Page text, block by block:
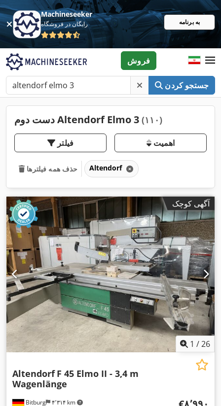
Machineseeker
رایگان در فروشگاه به برنامه
جستجو کردن
فروش
دست دوم Altendorf Elmo 3 (۱۱۰)
فیلتر اهمیت
حذف همه فیلترها Altendorf
آگهی کوچک
1 /26
Bitburg ۴٬۳۱۴ km
Altendorf F 45 Elmo II - 3,4 m
Wagenlänge